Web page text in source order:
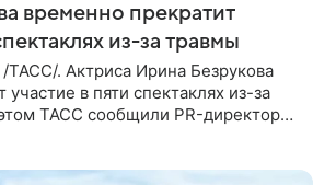
временно прекратит
из-за травмы
. Актриса Ирина Безрукова
в пяти спектаклях из-за
ТАСС сообщили PR-директор